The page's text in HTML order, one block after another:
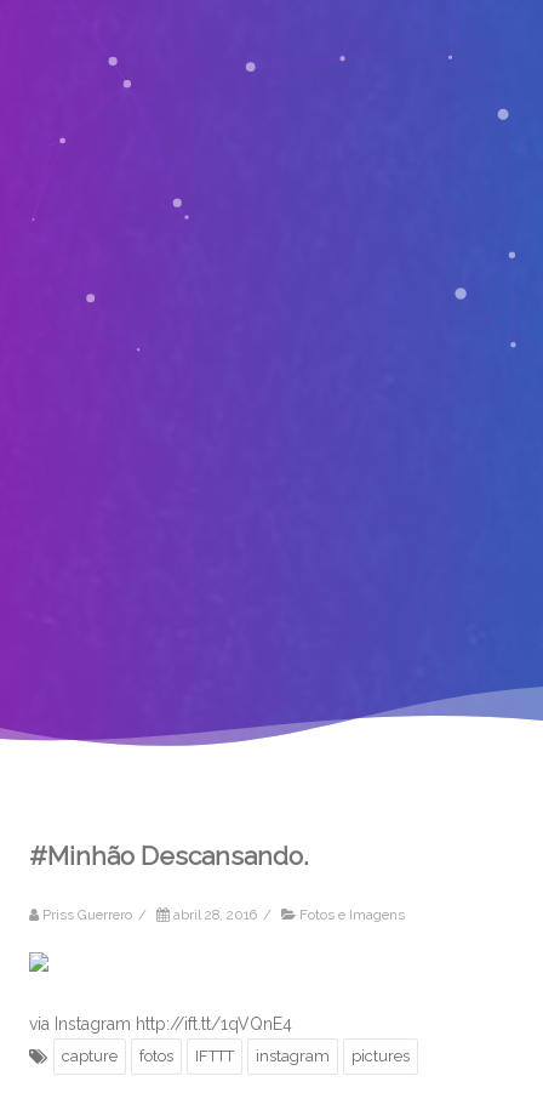
#Minhão Descansando.
Priss Guerrero / abril 28, 2016 / Fotos e Imagens
via Instagram http://ift.tt/1qVQnE4
capture fotos IFTTT instagram pictures